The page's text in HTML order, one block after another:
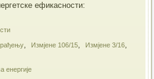
ефикасности:
, Измјене 106/15, Измјене 3/16,
енергије